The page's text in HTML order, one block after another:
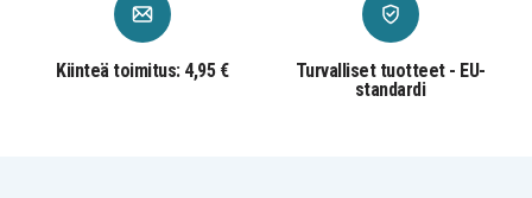
Kiinteä toimitus: 4,95 €
Turvalliset tuotteet - EU-
standardi